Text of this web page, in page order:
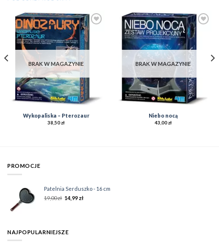
Add to
Wishlist
BRAK W MAGAZYNIE
Wykopaliska – Pterozaur
38,50zł
Add to
Wishlist
BRAK W MAGAZYNIE
Niebo nocą
43,00zł
PROMOCJE
Patelnia Serduszko - 16 cm
19,00zł 14,99 zł
NAJPOPULARNIEJSZE